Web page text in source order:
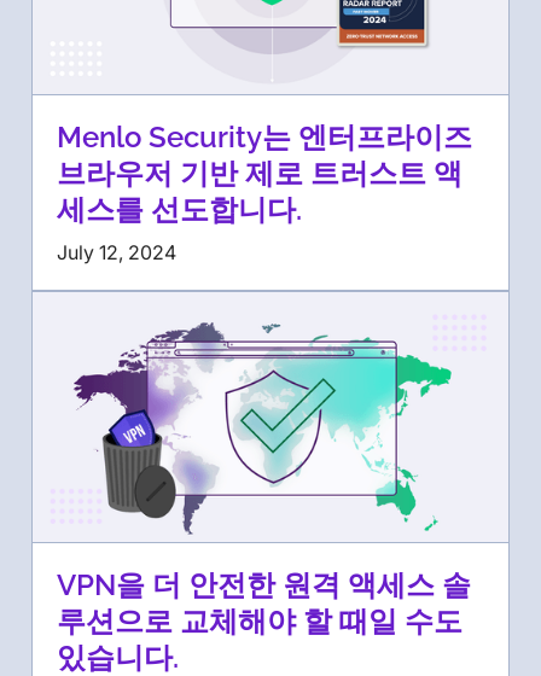
Menlo Security는 엔터프라이즈
브라우저 기반 제로 트러스트 액
세스를 선도합니다.
July 12, 2024
VPN을 더 안전한 원격 액세스 솔
루션으로 교체해야 할 때일 수도
있습니다.